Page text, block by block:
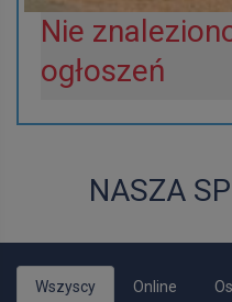
Nie
ogłoszeń
NASZA
Wszyscy Online